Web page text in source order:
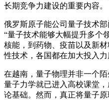
长期竞争力建设的重要内容。
俄罗斯原子能公司量子技术
“量子技术能够大幅提升多个
核能，到药物、疫苗以及新
性技术，各国都在加大投入力
在越南，量子物理并非一个陌
量子力学就已进入高校课堂
论基础。然而，真正将量子